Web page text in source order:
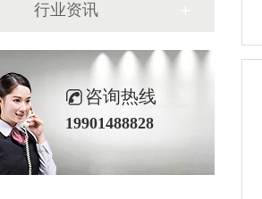
行业资讯
咨询热线
19901488828